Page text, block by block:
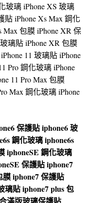
玻璃 iPhone XS 玻璃
貼 iPhone Xs Max 鋼化
Max 包膜 iPhone XR 保
璃貼 iPhone XR 包膜
11 玻璃貼 iPhone
Pro 鋼化玻璃 iPhone
11 Pro Max 包膜
Max 鋼化玻璃 iPhone
保護貼iphone6 玻
鋼化玻璃iphone6s
iphoneSE 鋼化玻璃
保護貼iphone7
膜iphone7 保護貼
璃貼iphone7 plus 包